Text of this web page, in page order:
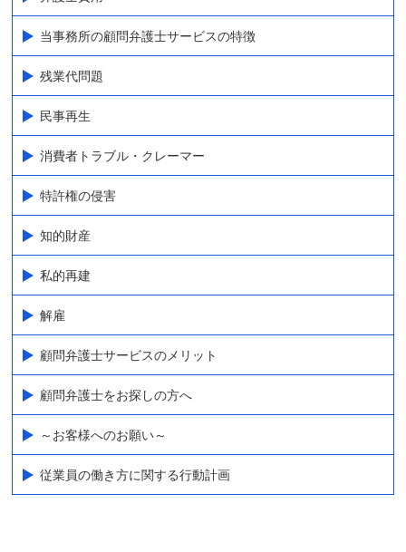
当事務所の顧問弁護士サービスの特徴
残業代問題
民事再生
消費者トラブル・クレーマー
特許権の侵害
知的財産
私的再建
解雇
顧問弁護士サービスのメリット
顧問弁護士をお探しの方へ
～お客様へのお願い～
従業員の働き方に関する行動計画